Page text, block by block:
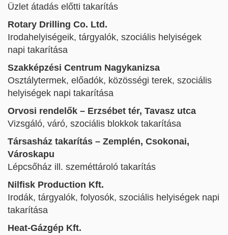
Üzlet átadás előtti takarítás
Rotary Drilling Co. Ltd.
Irodahelyiségeik, tárgyalók, szociális helyiségek
napi takarítása
Szakképzési Centrum Nagykanizsa
Osztálytermek, előadók, közösségi terek, szociális
helyiségek napi takarítása
Orvosi rendelők – Erzsébet tér, Tavasz utca
Vizsgáló, váró, szociális blokkok takarítása
Társasház takarítás – Zemplén, Csokonai,
Városkapu
Lépcsőház ill. szeméttároló takarítás
Nilfisk Production Kft.
Irodák, tárgyalók, folyosók, szociális helyiségek napi
takarítása
Heat-Gázgép Kft.